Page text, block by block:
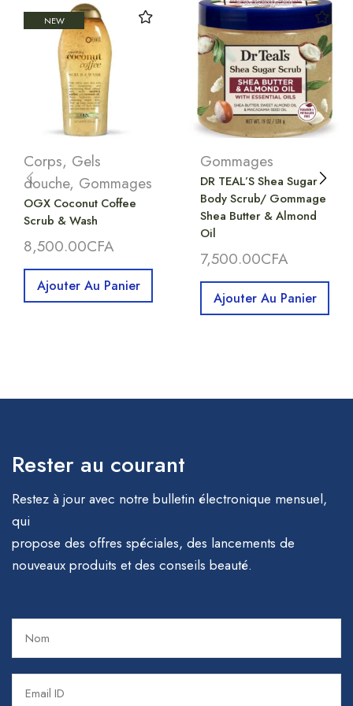
NEW
Corps, Gels
douche, Gommages
OGX Coconut Coffee
Scrub & Wash
8,500.00CFA
Ajouter Au Panier
Gommages
DR TEAL’S Shea Sugar
Body Scrub/ Gommage
Shea Butter & Almond
Oil
7,500.00CFA
Ajouter Au Panier
Rester au courant
Restez à jour avec notre bulletin électronique mensuel,
qui
propose des offres spéciales, des lancements de
nouveaux produits et des conseils beauté.